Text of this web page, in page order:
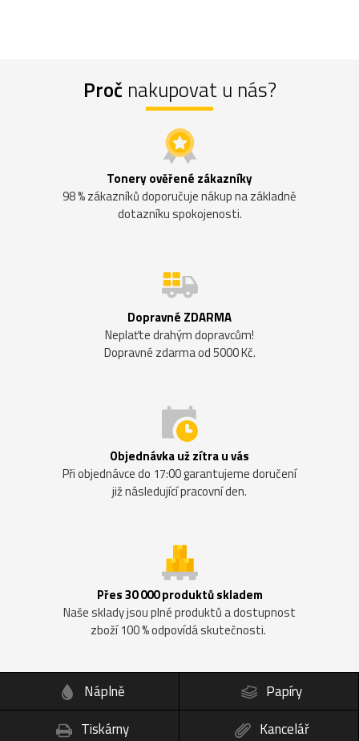
Proč nakupovat u nás?
Tonery ověřené zákazníky
98 % zákazníků doporučuje nákup na základně
dotazníku spokojenosti.
Dopravné ZDARMA
Neplaťte drahým dopravcům!
Dopravné zdarma od 5000 Kč.
Objednávka už zítra u vás
Při objednávce do 17:00 garantujeme doručení
již následující pracovní den.
Přes 30 000 produktů skladem
Naše sklady jsou plné produktů a dostupnost
zboží 100 % odpovídá skutečnosti.
Náplně
Papíry
Tiskárny
Kancelář